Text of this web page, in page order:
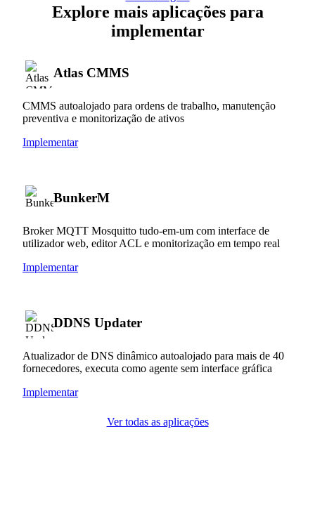
Explore mais aplicações para
implementar
Atlas CMMS
CMMS autoalojado para ordens de trabalho, manutenção
preventiva e monitorização de ativos
Implementar
BunkerM
Broker MQTT Mosquitto tudo-em-um com interface de
utilizador web, editor ACL e monitorização em tempo real
Implementar
DDNS Updater
Atualizador de DNS dinâmico autoalojado para mais de 40
fornecedores, executa como agente sem interface gráfica
Implementar
Ver todas as aplicações